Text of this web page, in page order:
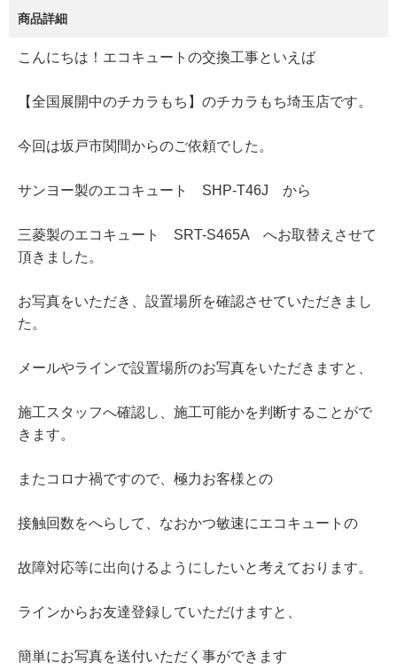
商品詳細
こんにちは！エコキュートの交換工事といえば
【全国展開中のチカラもち】のチカラもち埼玉店です。
今回は坂戸市関間からのご依頼でした。
サンヨー製のエコキュート SHP-T46J から
三菱製のエコキュート SRT-S465A へお取替えさせて
頂きました。
お写真をいただき、設置場所を確認させていただきまし
た。
メールやラインで設置場所のお写真をいただきますと、
施工スタッフへ確認し、施工可能かを判断することがで
きます。
またコロナ禍ですので、極力お客様との
接触回数をへらして、なおかつ敏速にエコキュートの
故障対応等に出向けるようにしたいと考えております。
ラインからお友達登録していただけますと、
簡単にお写真を送付いただく事ができます